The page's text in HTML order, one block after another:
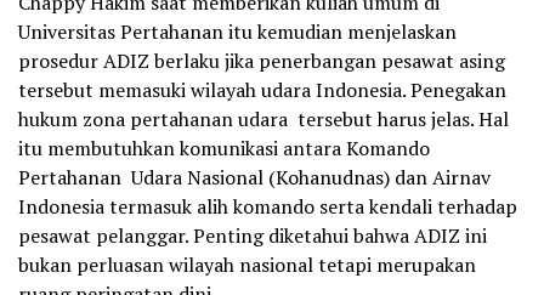
Universitas Pertahanan itu kemudian menjelaskan
prosedur ADIZ berlaku jika penerbangan pesawat asing
tersebut memasuki wilayah udara Indonesia. Penegakan
hukum zona pertahanan udara tersebut harus jelas. Hal
itu membutuhkan komunikasi antara Komando
Pertahanan Udara Nasional (Kohanudnas) dan Airnav
Indonesia termasuk alih komando serta kendali terhadap
pesawat pelanggar. Penting diketahui bahwa ADIZ ini
bukan perluasan wilayah nasional tetapi merupakan